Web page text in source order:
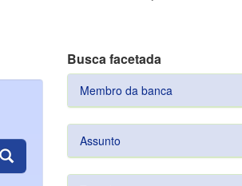
Busca facetada
Membro da banca
Assunto